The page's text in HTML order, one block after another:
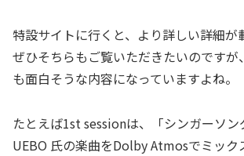
特設サイトに行くと、より詳しい詳細が
ぜひそちらもご覧いただきたいのですが
も面白そうな内容になっていますよね。
たとえば1st sessionは、「シンガーソ
UEBO 氏の楽曲をDolby Atmosでミック